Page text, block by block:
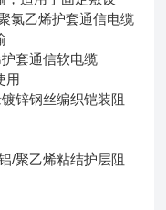
氯乙烯护套通信电缆
套通信软电缆
用
锌钢丝编织铠装阻
/聚乙烯粘结护层阻